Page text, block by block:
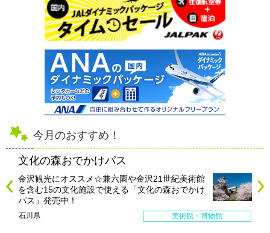
今月のおすすめ！
文化の森おでかけパス
金沢観光にオススメ☆兼六園や金沢21世紀美術館
を含む15の文化施設で使える「文化の森おでかけ
パス」発売中！
石川県 美術館・博物館